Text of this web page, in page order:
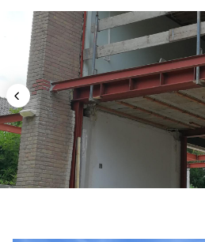
Actueel
Over
Neem
Neem